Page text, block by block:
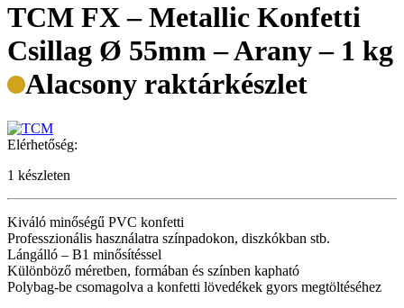
TCM FX – Metallic Konfetti
Csillag Ø 55mm – Arany – 1 kg
Alacsony raktárkészlet
Elérhetőség:
1 készleten
Kiváló minőségű PVC konfetti
Professzionális használatra színpadokon, diszkókban stb.
Lángálló – B1 minősítéssel
Különböző méretben, formában és színben kapható
Polybag-be csomagolva a konfetti lövedékek gyors megtöltéséhez